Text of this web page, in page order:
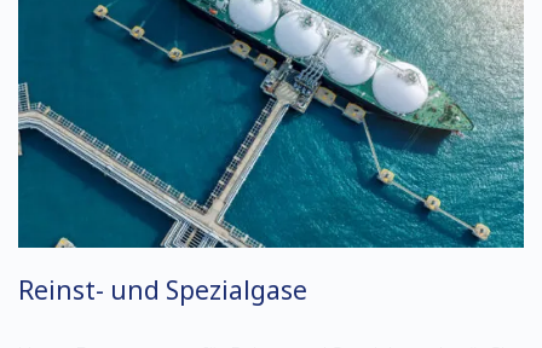
Reinst- und Spezialgase